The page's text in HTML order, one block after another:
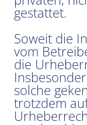
gestattet.
Soweit die
vom
die
solche
trotzdem